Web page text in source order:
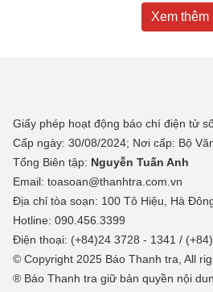
Xem thêm
Giấy phép hoạt động báo chí điện tử
Cấp ngày: 30/08/2024; Nơi cấp: Bộ
Tổng Biên tập: Nguyễn Tuấn Anh
Email: toasoan@thanhtra.com.vn
Địa chỉ tòa soạn: 100 Tô Hiệu, Hà
Hotline: 090.456.3399
Điện thoại: (+84)24 3728 - 1341 /
© Copyright 2025 Báo Thanh tra, All
® Báo Thanh tra giữ bản quyền nội